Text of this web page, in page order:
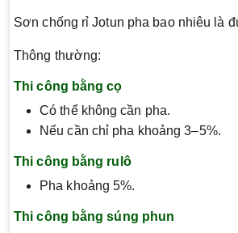
Sơn chống rỉ Jotun pha bao nhiêu là
Thông thường:
Thi công bằng cọ
Có thể không cần pha.
Nếu cần chỉ pha khoảng 3–5%.
Thi công bằng rulô
Pha khoảng 5%.
Thi công bằng súng phun